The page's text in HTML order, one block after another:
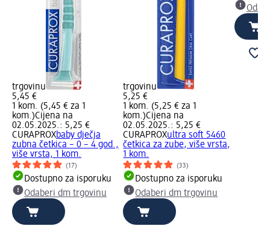
trgovinu
5,45 €
1 kom. (5,45 € za 1
kom.)Cijena na
02.05.2025.: 5,25 €
CURAPROXbaby dječja
zubna četkica – 0 – 4 god.,
više vrsta, 1 kom.
(17)
Dostupno za isporuku
Odaberi dm trgovinu
trgovinu
5,25 €
1 kom. (5,25 € za 1
kom.)Cijena na
02.05.2025.: 5,25 €
CURAPROXultra soft 5460
četkica za zube, više vrsta,
1 kom.
(33)
Dostupno za isporuku
Odaberi dm trgovinu